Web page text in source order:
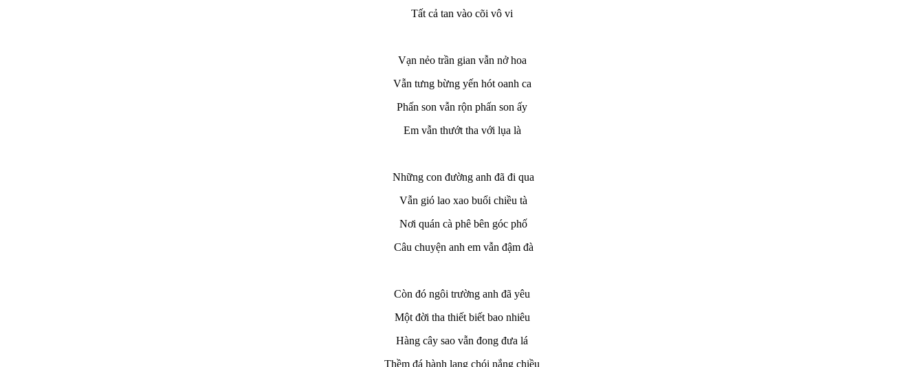
Tất cả tan vào cõi vô vi
Vạn nẻo trần gian vẫn nở hoa
Vẫn tưng bừng yến hót oanh ca
Phấn son vẫn rộn phấn son ấy
Em vẫn thướt tha với lụa là
Những con đường anh đã đi qua
Vẫn gió lao xao buổi chiều tà
Nơi quán cà phê bên góc phố
Câu chuyện anh em vẫn đậm đà
Còn đó ngôi trường anh đã yêu
Một đời tha thiết biết bao nhiêu
Hàng cây sao vẫn đong đưa lá
Thềm đá hành lang chói nắng chiều